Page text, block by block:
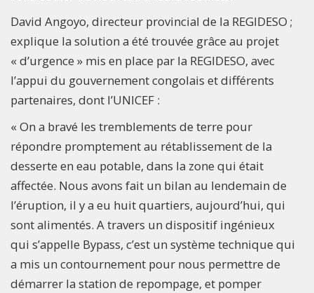
David Angoyo, directeur provincial de la REGIDESO ;
explique la solution a été trouvée grâce au projet
« d’urgence » mis en place par la REGIDESO, avec
l’appui du gouvernement congolais et différents
partenaires, dont l’UNICEF :
« On a bravé les tremblements de terre pour
répondre promptement au rétablissement de la
desserte en eau potable, dans la zone qui était
affectée. Nous avons fait un bilan au lendemain de
l’éruption, il y a eu huit quartiers, aujourd’hui, qui
sont alimentés. A travers un dispositif ingénieux
qui s’appelle Bypass, c’est un système technique qui
a mis un contournement pour nous permettre de
démarrer la station de repompage, et pomper